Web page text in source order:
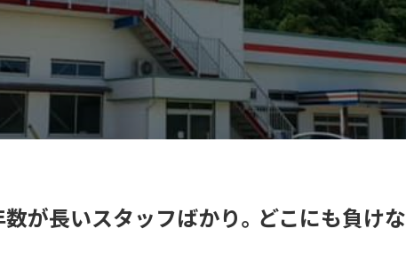
が長いスタッフばかり。どこにも負けな